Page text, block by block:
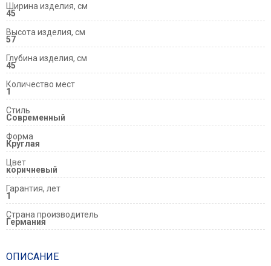
Ширина изделия, см
45
Высота изделия, см
57
Глубина изделия, см
45
Количество мест
1
Стиль
Современный
Форма
Круглая
Цвет
коричневый
Гарантия, лет
1
Страна производитель
Германия
ОПИСАНИЕ